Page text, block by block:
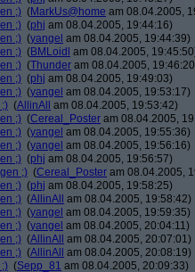
;) (MarkUs@home am 08.04.2005,
;) (phj am 08.04.2005, 19:44:16)
;) (yangel am 08.04.2005, 19:44:39)
;) (BMLoidl am 08.04.2005,
;) (Thunder am 08.04.2005,
;) (phj am 08.04.2005, 19:49:03)
;) (yangel am 08.04.2005, 19:53:17)
(AllinAll
am 08.04.2005, 19:53:42)
;) (Cereal_Poster am 08.04.2005,
;) (yangel am 08.04.2005, 19:55:36)
;) (yangel am 08.04.2005, 19:56:16)
;) (phj am 08.04.2005, 19:56:57)
;) (Cereal_Poster am 08.04.2005,
;) (phj am 08.04.2005, 19:58:25)
;) (AllinAll
am 08.04.2005, 19:58:42)
;) (yangel am 08.04.2005, 19:59:35)
;) (yangel am 08.04.2005, 20:04:11)
;) (AllinAll
am 08.04.2005, 20:07:01)
;) (AllinAll
am 08.04.2005, 20:08:19)
(Sepp_81 am 08.04.2005, 20:09:33)